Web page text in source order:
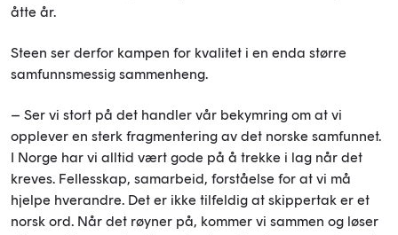
åtte år.
Steen ser derfor kampen for kvalitet i en enda større
samfunnsmessig sammenheng.
– Ser vi stort på det handler vår bekymring om at vi
opplever en sterk fragmentering av det norske samfunnet.
I Norge har vi alltid vært gode på å trekke i lag når det
kreves. Fellesskap, samarbeid, forståelse for at vi må
hjelpe hverandre. Det er ikke tilfeldig at skippertak er et
norsk ord. Når det røyner på, kommer vi sammen og løser